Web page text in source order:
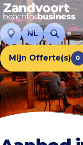
NL
Mijn Offerte(s) 0